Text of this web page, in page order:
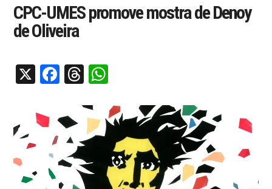
CPC-UMES promove mostra de Denoy
de Oliveira
X Facebook
Threads